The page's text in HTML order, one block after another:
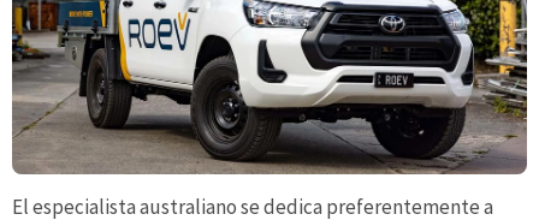
El especialista australiano se dedica preferentemente a